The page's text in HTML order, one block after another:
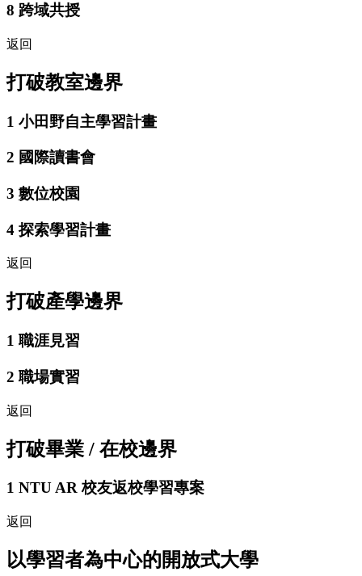
8 跨域共授
返回
打破教室邊界
1 小田野自主學習計畫
2 國際讀書會
3 數位校園
4 探索學習計畫
返回
打破產學邊界
1 職涯見習
2 職場實習
返回
打破畢業 / 在校邊界
1 NTU AR 校友返校學習專案
返回
以學習者為中心的開放式大學